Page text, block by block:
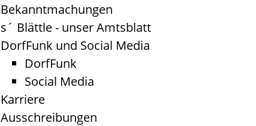
Bekanntmachungen
s´ Blättle - unser Amtsblatt
DorfFunk und Social Media
DorfFunk
Social Media
Karriere
Ausschreibungen